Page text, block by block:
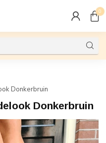
0
Donkerbruin
Donkerbruin